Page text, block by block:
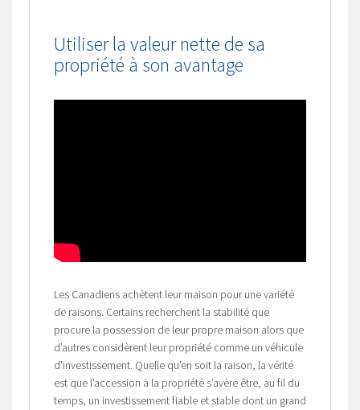
Utiliser la valeur nette de sa
propriété à son avantage
Les Canadiens achètent leur maison pour une variété
de raisons. Certains recherchent la stabilité que
procure la possession de leur propre maison alors que
d’autres considèrent leur propriété comme un véhicule
d’investissement. Quelle qu’en soit la raison, la vérité
est que l’accession à la propriété s’avère être, au fil du
temps, un investissement fiable et stable dont un grand